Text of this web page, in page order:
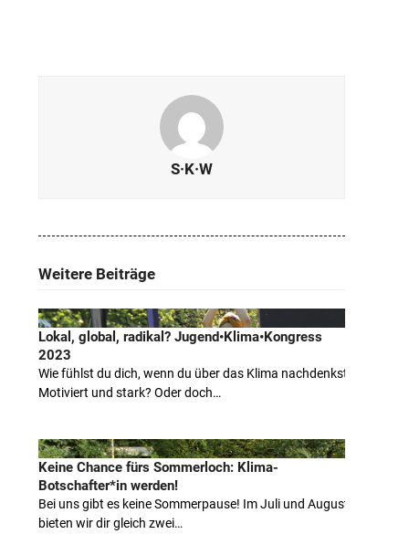
S·K·W
Weitere Beiträge
Lokal, global, radikal? Jugend•Klima•Kongress
2023
Wie fühlst du dich, wenn du über das Klima nachdenkst?
Motiviert und stark? Oder doch…
Keine Chance fürs Sommerloch: Klima-
Botschafter*in werden!
Bei uns gibt es keine Sommerpause! Im Juli und August
bieten wir dir gleich zwei…